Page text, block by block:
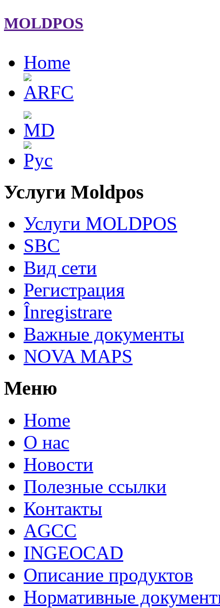
MOLDPOS
Home
Услуги Moldpos
Услуги MOLDPOS
SBC
Вид cети
Регистрация
Înregistrare
Важные документы
NOVA MAPS
Меню
Home
О нас
Новости
Полезные ссылки
Контакты
AGCC
INGEOCAD
Описание продуктов
Нормативные